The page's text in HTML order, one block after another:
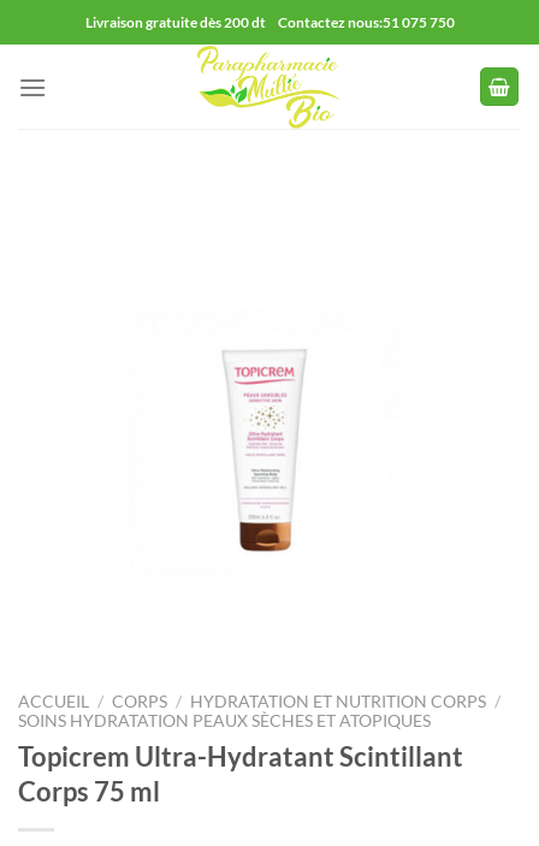
au
contenu
Livraison gratuite dès 200 dt Contactez nous:51 075 750
ACCUEIL / CORPS / HYDRATATION ET NUTRITION CORPS /
SOINS HYDRATATION PEAUX SÈCHES ET ATOPIQUES
Topicrem Ultra-Hydratant Scintillant
Corps 75 ml